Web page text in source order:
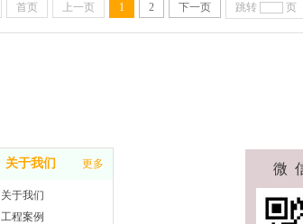
首页 上一页 1 2 下一页 跳转 页
微
关于我们 更多
关于我们
工程案例